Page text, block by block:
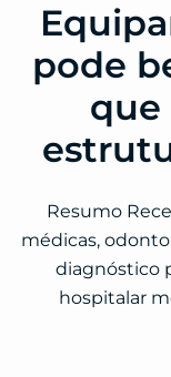
pode
que
Resumo
médicas,
diagnóstico
hospitalar